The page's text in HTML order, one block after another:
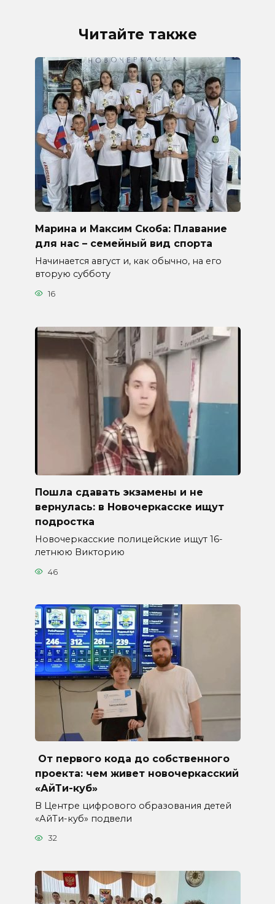
Читайте также
Марина и Максим Скоба: Плавание
для нас – семейный вид спорта
Начинается август и, как обычно, на его
вторую субботу
16
Пошла сдавать экзамены и не
вернулась: в Новочеркасске ищут
подростка
Новочеркасские полицейские ищут 16-
летнюю Викторию
46
От первого кода до собственного
проекта: чем живет новочеркасский
«АйТи-куб»
В Центре цифрового образования детей
«АйТи-куб» подвели
32